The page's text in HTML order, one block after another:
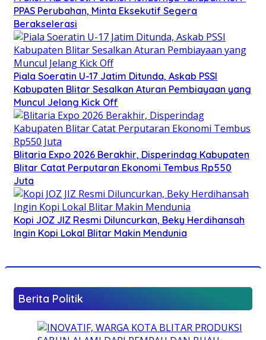
PPAS Perubahan, Minta Eksekutif Segera
Berakselerasi
Piala Soeratin U-17 Jatim Ditunda, Askab PSSI
Kabupaten Blitar Sesalkan Aturan Pembiayaan yang
Muncul Jelang Kick Off
Blitaria Expo 2026 Berakhir, Disperindag Kabupaten
Blitar Catat Perputaran Ekonomi Tembus Rp550
Juta
Kopi JOZ JIZ Resmi Diluncurkan, Beky Herdihansah
Ingin Kopi Lokal Blitar Makin Mendunia
Berita Politik